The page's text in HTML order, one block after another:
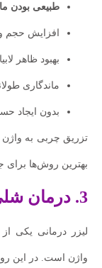
طبیعی بودن
افزایش حجم
بهبود ظاهر
ماندگاری
بدون ایجاد
تزریق چربی به واژن
بهترین روش‌ها
3. درمان شلی واژن با لیزر
لیزر درمانی یکی
واژن است. در این